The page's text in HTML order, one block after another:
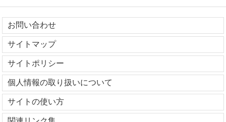
お問い合わせ
サイトマップ
サイトポリシー
個人情報の取り扱いについて
サイトの使い方